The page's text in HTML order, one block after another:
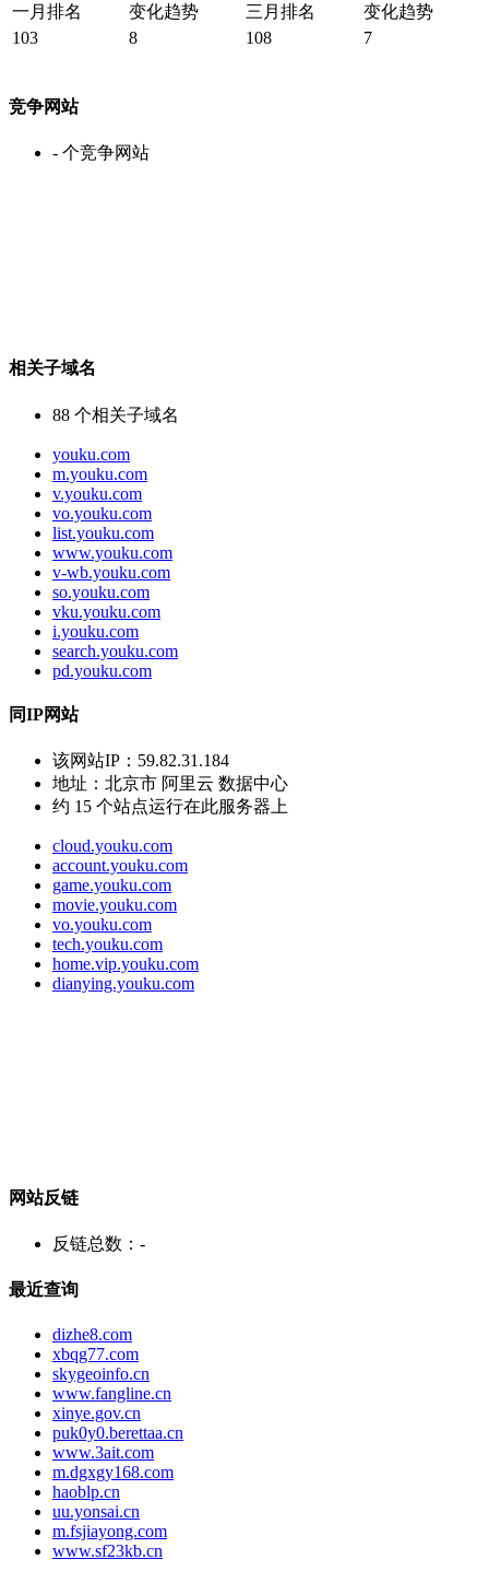
一月排名
变化趋势 三月排名
变化趋势
103
8 108 7
竞争网站
- 个竞争网站
相关子域名
88 个相关子域名
youku.com
m.youku.com
v.youku.com
vo.youku.com
list.youku.com
www.youku.com
v-wb.youku.com
so.youku.com
vku.youku.com
i.youku.com
search.youku.com
pd.youku.com
同IP网站
该网站IP： 59.82.31.184
地址： 北京市 阿里云 数据中心
约 15 个站点运行在此服务器上
cloud.youku.com
account.youku.com
game.youku.com
movie.youku.com
vo.youku.com
tech.youku.com
home.vip.youku.com
dianying.youku.com
网站反链
反链总数： -
最近查询
dizhe8.com
xbqg77.com
skygeoinfo.cn
www.fangline.cn
xinye.gov.cn
puk0y0.berettaa.cn
www.3ait.com
m.dgxgy168.com
haoblp.cn
uu.yonsai.cn
m.fsjiayong.com
www.sf23kb.cn